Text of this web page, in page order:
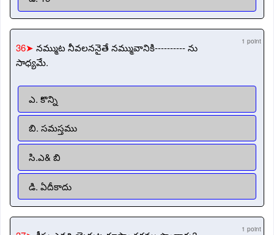
36➤ నమ్ముట నీవలననైతే నమ్మువానికి---------- ను
సాధ్యమే.
1 point
ఎ. కొన్ని
బి. సమస్తము
సి.ఎ& బి
డి. ఏదీకాదు
1 point